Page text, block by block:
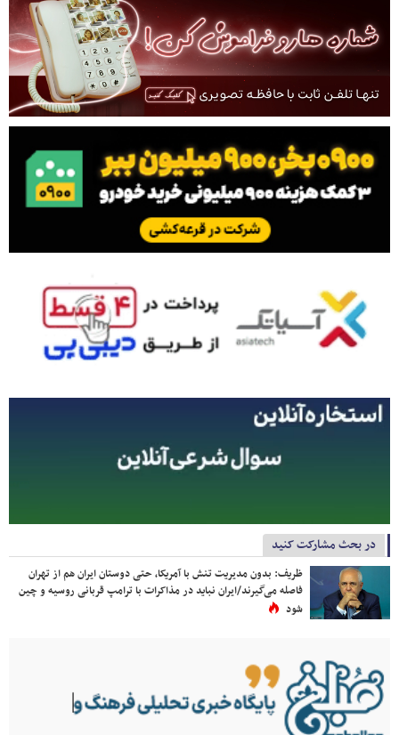
در بحث مشارکت کنید
ظریف: بدون مدیریت تنش با آمریکا، حتی دوستان ایران هم از تهران
فاصله می‌گیرند/ایران نباید در مذاکرات با ترامپ قربانی روسیه و چین
شود